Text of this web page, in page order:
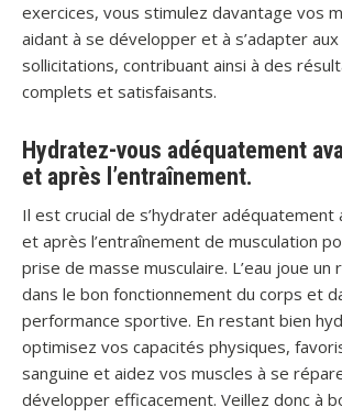
exercices, vous stimulez davantage vos
aidant à se développer et à s’adapter
sollicitations, contribuant ainsi à des
complets et satisfaisants.
Hydratez-vous adéquatement
et après l’entraînement.
Il est crucial de s’hydrater adéquatement
et après l’entraînement de musculation
prise de masse musculaire. L’eau joue un
dans le bon fonctionnement du corps et
performance sportive. En restant bien
optimisez vos capacités physiques,
sanguine et aidez vos muscles à se
développer efficacement. Veillez donc à